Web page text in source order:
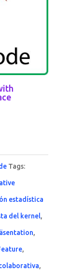
Tags:
estadística
del kernel,
,
,
,